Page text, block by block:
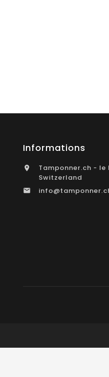
Informations

Tamponner.ch - le
Switzerland
